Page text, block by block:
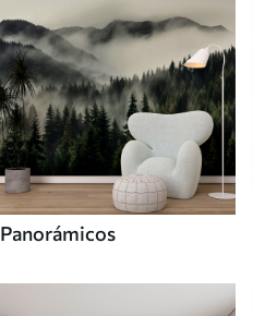
Panorámicos